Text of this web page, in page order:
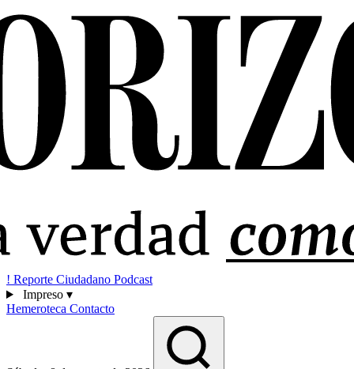
! Reporte Ciudadano Podcast
Impreso ▾
Hemeroteca Contacto